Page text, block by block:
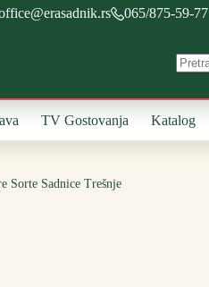
065/875-59-77
TV Gostovanja Katalog
Sorte Sadnice Trešnje